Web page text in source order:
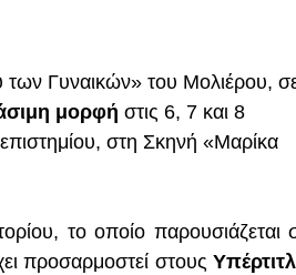
Γυναικών» του Μολιέρου,
μορφή στις 6, 7 και 8
στη Σκηνή «Μαρίκα
το οποίο παρουσιάζεται
προσαρμοστεί στους